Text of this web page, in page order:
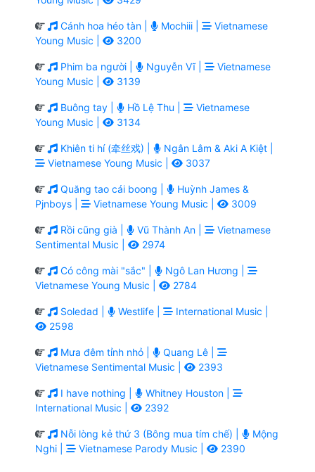
Cánh hoa héo tàn | Mochiii |
Vietnamese
Young Music |
3200
Phim ba người | Nguyễn Vĩ |
Vietnamese
Young Music |
3139
Buông tay | Hồ Lệ Thu |
Vietnamese
Young Music |
3134
Khiên ti hí (牵丝戏) |
Ngân Lâm & Aki A Kiệt |
Vietnamese Young Music |
3037
Quăng tao cái boong |
Huỳnh James &
Pjnboys |
Vietnamese Young Music | 3009
Rồi cũng già | Vũ Thành An |
Vietnamese
Sentimental Music |
2974
Có công mài "sắc" |
Ngô Lan Hương |
Vietnamese Young Music |
2784
Soledad | Westlife |
International Music |
2598
Mưa đêm tỉnh nhỏ |
Quang Lê |
Vietnamese Sentimental Music |
2393
I have nothing |
Whitney Houston |
International Music |
2392
Nỗi lòng kẻ thứ 3 (Bông mua tím chế) |
Mộng
Nghi |
Vietnamese Parody Music | 2390